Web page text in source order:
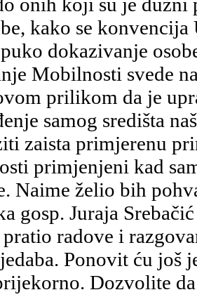
kako se
dokazivanje
Mobilnosti svede
prilikom da je
samog središta
zaista primjerenu
primjenjeni kad
Naime želio bih
gosp. Juraja
radove i
Ponovit ću još
Dozvolite